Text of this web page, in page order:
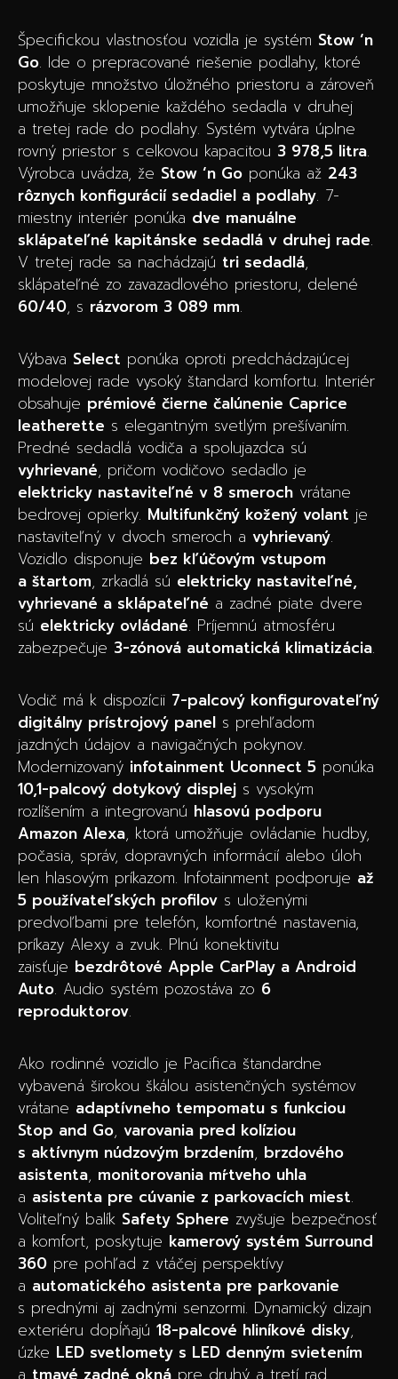
Špecifickou vlastnosťou vozidla je systém Stow ‘n
Go. Ide o prepracované riešenie podlahy, ktoré
poskytuje množstvo úložného priestoru a zároveň
umožňuje sklopenie každého sedadla v druhej
a tretej rade do podlahy. Systém vytvára úplne
rovný priestor s celkovou kapacitou 3 978,5 litra.
Výrobca uvádza, že Stow ‘n Go ponúka až 243
rôznych konfigurácií sedadiel a podlahy. 7-
miestny interiér ponúka dve manuálne
sklápateľné kapitánske sedadlá v druhej rade.
V tretej rade sa nachádzajú tri sedadlá,
sklápateľné zo zavazadlového priestoru, delené
60/40, s rázvorom 3 089 mm.
Výbava Select ponúka oproti predchádzajúcej
modelovej rade vysoký štandard komfortu. Interiér
obsahuje prémiové čierne čalúnenie Caprice
leatherette s elegantným svetlým prešívaním.
Predné sedadlá vodiča a spolujazdca sú
vyhrievané, pričom vodičovo sedadlo je
elektricky nastaviteľné v 8 smeroch vrátane
bedrovej opierky. Multifunkčný kožený volant je
nastaviteľný v dvoch smeroch a vyhrievaný.
Vozidlo disponuje bez kľúčovým vstupom
a štartom, zrkadlá sú elektricky nastaviteľné,
vyhrievané a sklápateľné a zadné piate dvere
sú elektricky ovládané. Príjemnú atmosféru
zabezpečuje 3-zónová automatická klimatizácia.
Vodič má k dispozícii 7-palcový konfigurovateľný
digitálny prístrojový panel s prehľadom
jazdných údajov a navigačných pokynov.
Modernizovaný infotainment Uconnect 5 ponúka
10,1-palcový dotykový displej s vysokým
rozlíšením a integrovanú hlasovú podporu
Amazon Alexa, ktorá umožňuje ovládanie hudby,
počasia, správ, dopravných informácií alebo úloh
len hlasovým príkazom. Infotainment podporuje až
5 používateľských profilov s uloženými
predvoľbami pre telefón, komfortné nastavenia,
príkazy Alexy a zvuk. Plnú konektivitu
zaisťuje bezdrôtové Apple CarPlay a Android
Auto. Audio systém pozostáva zo 6
reproduktorov.
Ako rodinné vozidlo je Pacifica štandardne
vybavená širokou škálou asistenčných systémov
vrátane adaptívneho tempomatu s funkciou
Stop and Go, varovania pred kolíziou
s aktívnym núdzovým brzdením, brzdového
asistenta, monitorovania mŕtveho uhla
a asistenta pre cúvanie z parkovacích miest.
Voliteľný balík Safety Sphere zvyšuje bezpečnosť
a komfort, poskytuje kamerový systém Surround
360 pre pohľad z vtáčej perspektívy
a automatického asistenta pre parkovanie
s prednými aj zadnými senzormi. Dynamický dizajn
exteriéru dopĺňajú 18-palcové hliníkové disky,
úzke LED svetlomety s LED denným svietením
a tmavé zadné okná pre druhý a tretí rad